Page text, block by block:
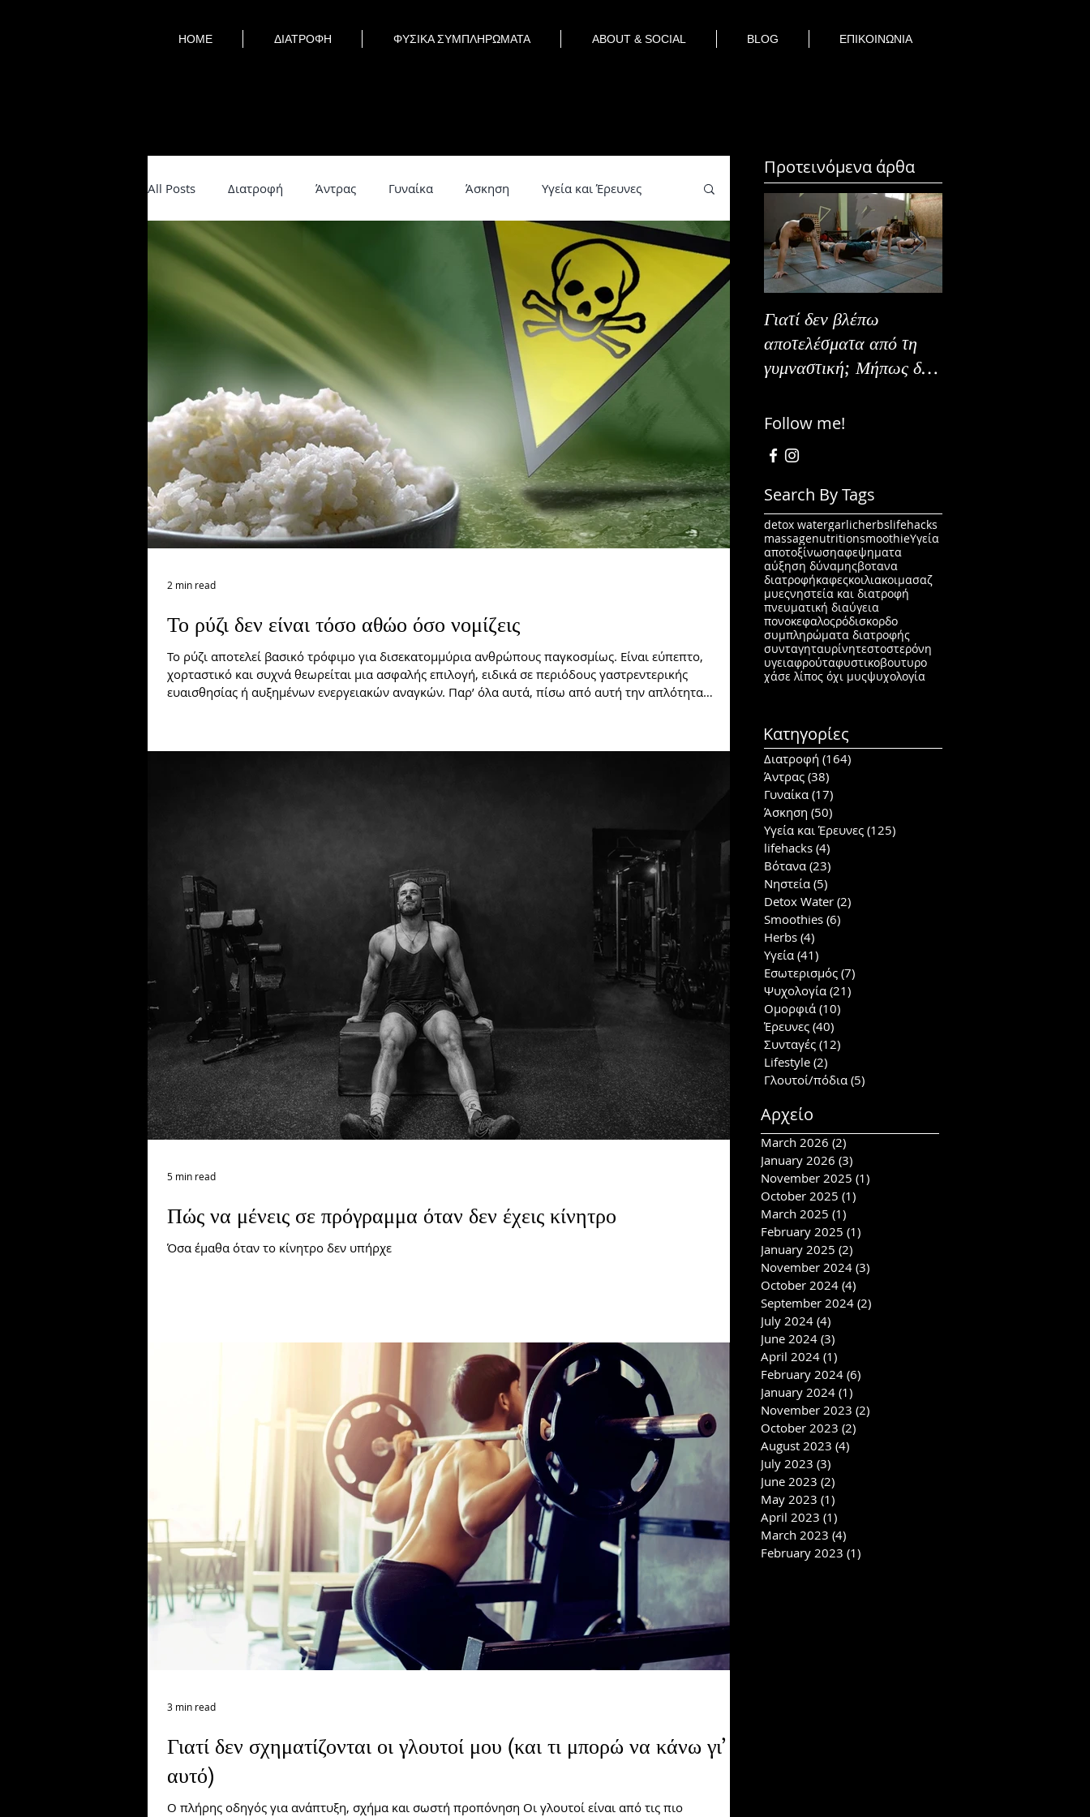
All Posts Διατροφή Άντρας Γυναίκα Άσκηση Υγεία και Έρευνες
lifehacks Smoothies Herbs
Υγεία Εσωτερισμός Έρευνες Συνταγές
Γλουτοί/πόδια
Το ρύζι δεν είναι τόσο αθώο όσο νομίζεις
Το ρύζι αποτελεί βασικό τρόφιμο για δισεκατομμύρια ανθρώπους παγκοσμίως. Είναι εύπεπτο,
χορταστικό και συχνά θεωρείται μια ασφαλής επιλογή, ειδικά σε περιόδους γαστρεντερικής
ευαισθησίας ή αυξημένων ενεργειακών αναγκών. Παρ’ όλα αυτά, πίσω από αυτή την απλότητα
2 min read
Πώς να μένεις σε πρόγραμμα όταν δεν έχεις κίνητρο
Όσα έμαθα όταν το κίνητρο δεν υπήρχε
5 min read
Γιατί δεν σχηματίζονται οι γλουτοί μου (και τι μπορώ να κάνω γι’
αυτό)
Ο πλήρης οδηγός για ανάπτυξη, σχήμα και σωστή προπόνηση Οι γλουτοί είναι από τις πιο
3 min read
Προτεινόμενα άρθα
Γιατί δεν βλέπω
αποτελέσματα από τη
γυμναστική; Μήπως δεν
Follow me!
Search By Tags
detox watergarlicherbslifehacks
massagenutritionsmoothieΥγεία
αποτοξίνωσηαφεψηματα
αύξηση δύναμηςβοτανα
διατροφήκαφεςκοιλιακοιμασαζ
μυεςνηστεία και διατροφή
πνευματική διαύγεια
πονοκεφαλοςρόδισκορδο
συμπληρώματα διατροφής
συνταγηταυρίνητεστοστερόνη
υγειαφρούταφυστικοβουτυρο
χάσε λίπος όχι μυςψυχολογία
Κατηγορίες
Διατροφή (164)
Άντρας (38)
Γυναίκα (17)
Άσκηση (50)
Υγεία και Έρευνες (125)
lifehacks (4)
Βότανα (23)
Νηστεία (5)
Detox Water (2)
Smoothies (6)
Herbs (4)
Υγεία (41)
Εσωτερισμός (7)
Ψυχολογία (21)
Ομορφιά (10)
Έρευνες (40)
Συνταγές (12)
Lifestyle (2)
Γλουτοί/πόδια (5)
Αρχείο
March 2026 (2)
January 2026 (3)
November 2025 (1)
October 2025 (1)
March 2025 (1)
February 2025 (1)
January 2025 (2)
November 2024 (3)
October 2024 (4)
September 2024 (2)
July 2024 (4)
June 2024 (3)
April 2024 (1)
February 2024 (6)
January 2024 (1)
November 2023 (2)
October 2023 (2)
August 2023 (4)
July 2023 (3)
June 2023 (2)
May 2023 (1)
April 2023 (1)
March 2023 (4)
February 2023 (1)
HOME ΔΙΑΤΡΟΦΗ ΦΥΣΙΚΑ ΣΥΜΠΛΗΡΩΜΑΤΑ ABOUT & SOCIAL BLOG ΕΠΙΚΟΙΝΩΝΙΑ